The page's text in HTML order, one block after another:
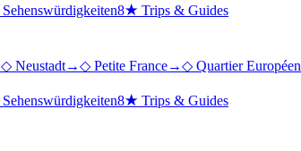
Sehenswürdigkeiten8★ Trips & Guides
◇ Neustadt→◇ Petite France→◇ Quartier Européen
Sehenswürdigkeiten8★ Trips & Guides